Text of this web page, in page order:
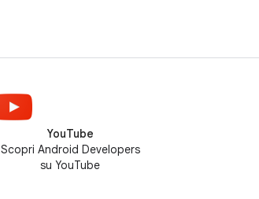
YouTube
Scopri Android Developers
su YouTube